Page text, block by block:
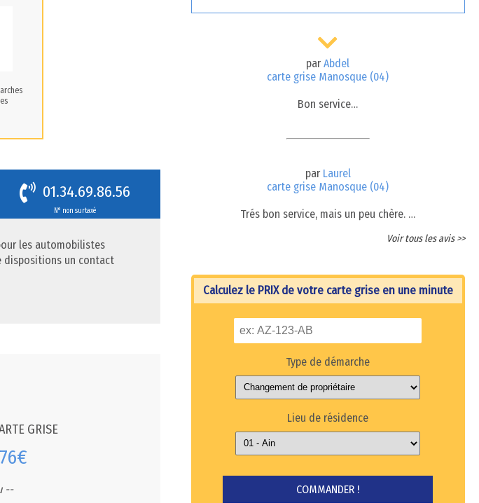
01.34.69.86.56
N° non surtaxé
les automobilistes
un contact
GRISE
--
parAbdel
carte grise Manosque (04)
Bon service…
par Laurel
carte grise Manosque (04)
Trés bon service, mais un peu chère. …
Voir tous les avis >>
Calculez le PRIX de votre carte grise en une minute
Type de démarche
Lieu de résidence